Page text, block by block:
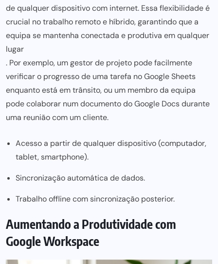
de qualquer dispositivo com internet. Essa flexibilidade é
crucial no trabalho remoto e híbrido, garantindo que a
equipa se mantenha conectada e produtiva em qualquer
lugar
. Por exemplo, um gestor de projeto pode facilmente
verificar o progresso de uma tarefa noGoogle Sheets
enquanto está em trânsito, ou um membro da equipa
pode colaborar num documento do Google Docs durante
uma reunião com um cliente.
Acesso a partir de qualquer dispositivo (computador,
tablet, smartphone).
Sincronização automática de dados.
Trabalho offline com sincronização posterior.
Aumentando a Produtividade com
Google Workspace